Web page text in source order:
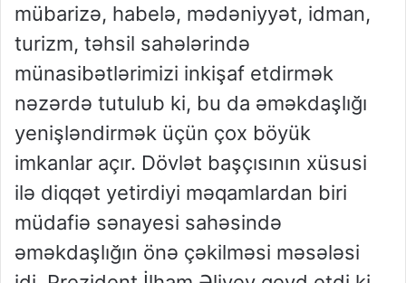
mübarizə, habelə, mədəniyyət, idman,
turizm, təhsil sahələrində
münasibətlərimizi inkişaf etdirmək
nəzərdə tutulub ki, bu da əməkdaşlığı
yenişləndirmək üçün çox böyük
imkanlar açır. Dövlət başçısının xüsusi
ilə diqqət yetirdiyi məqamlardan biri
müdafiə sənayesi sahəsində
əməkdaşlığın önə çəkilməsi məsələsi